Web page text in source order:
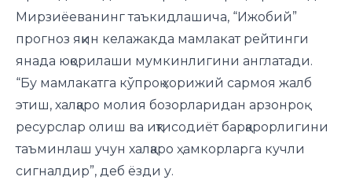
Мирзиёеванинг таъкидлашича, “Ижобий”
прогноз яқин келажакда мамлакат рейтинги
янада юқорилаши мумкинлигини англатади.
“Бу мамлакатга кўпроқ хорижий сармоя жалб
этиш, халқаро молия бозорларидан арзонроқ
ресурслар олиш ва иқтисодиёт барқарорлигини
таъминлаш учун халқаро ҳамкорларга кучли
сигналдир”, деб ёзди у.